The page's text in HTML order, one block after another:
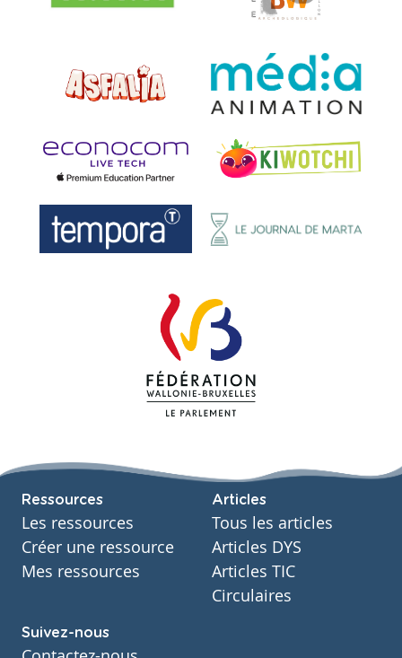
Ressources
Les ressources
Créer une ressource
Mes ressources
Articles
Tous les articles
Articles DYS
Articles TIC
Circulaires
Suivez-nous